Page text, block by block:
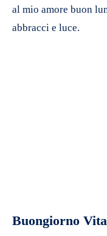
al mio amore buon
abbracci e luce.
Buongiorno